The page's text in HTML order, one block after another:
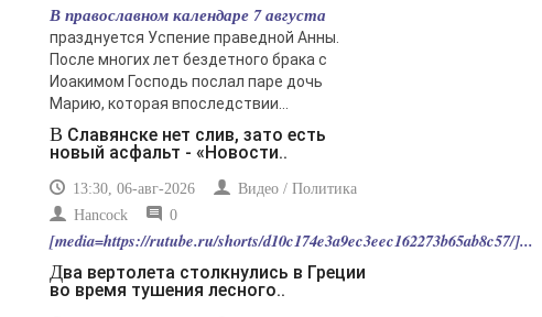
В православном календаре 7 августа
празднуется Успение праведной Анны.
После многих лет бездетного брака с
Иоакимом Господь послал паре дочь
Марию, которая впоследствии...
В Славянске нет слив, зато есть
новый асфальт - «Новости..
13:30, 06-авг-2026
Видео / Политика
Hancock
0
[media=https://rutube.ru/shorts/d10c174e3a9ec3eec162273b65ab8c57/]...
Два вертолета столкнулись в Греции
во время тушения лесного..